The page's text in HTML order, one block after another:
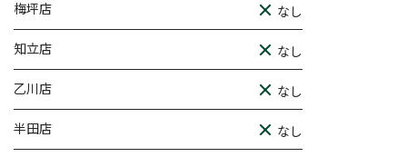
梅坪店 なし
知立店 なし
乙川店 なし
半田店 なし